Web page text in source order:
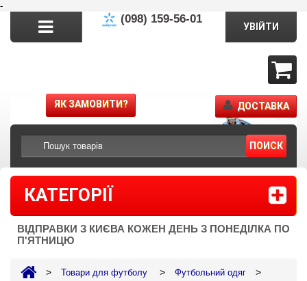
-
(098) 159-56-01
ПОИСК
УВІЙТИ
ЯК ЗАМОВИТИ? ДОСТАВКА
КАТЕГОРІЇ
ВІДПРАВКИ З КИЄВА КОЖЕН ДЕНЬ З ПОНЕДІЛКА ПО
П'ЯТНИЦЮ
> Товари для футболу > Футбольний одяг >